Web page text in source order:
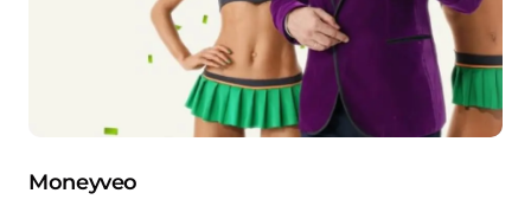
Moneyveo